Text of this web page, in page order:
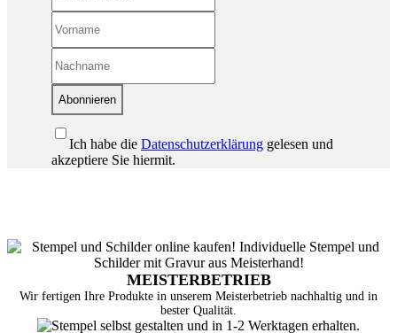
Abonnieren
Ich habe die Datenschutzerklärung gelesen und
akzeptiere Sie hiermit.
MEISTERBETRIEB
Wir fertigen Ihre Produkte in unserem Meisterbetrieb nachhaltig und in
bester Qualität.